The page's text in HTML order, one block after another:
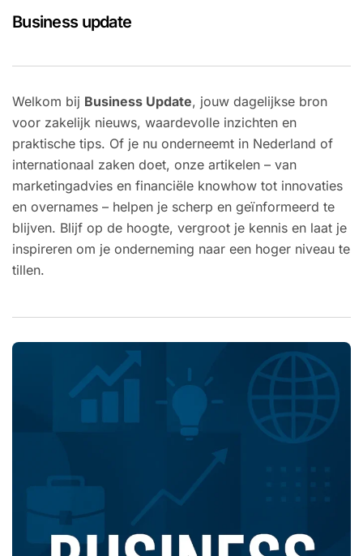
Business update
Welkom bij Business Update, jouw dagelijkse bron
voor zakelijk nieuws, waardevolle inzichten en
praktische tips. Of je nu onderneemt in Nederland of
internationaal zaken doet, onze artikelen – van
marketingadvies en financiële knowhow tot innovaties
en overnames – helpen je scherp en geïnformeerd te
blijven. Blijf op de hoogte, vergroot je kennis en laat je
inspireren om je onderneming naar een hoger niveau te
tillen.